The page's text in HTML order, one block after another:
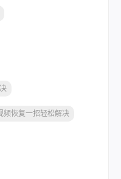
频恢复一招轻松解决